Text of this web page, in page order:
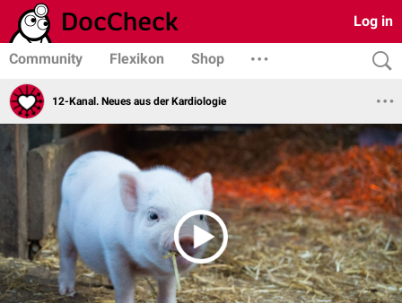
Log in
Community Flexikon Shop
12-Kanal. Neues aus der Kardiologie